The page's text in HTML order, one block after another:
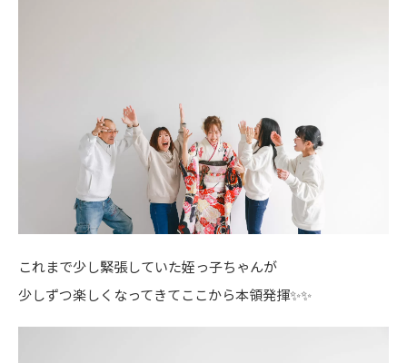
これまで少し緊張していた姪っ子ちゃんが
少しずつ楽しくなってきてここから本領発揮✨✨